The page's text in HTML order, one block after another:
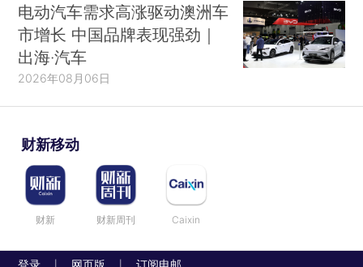
电动汽车需求高涨驱动澳洲车
市增长 中国品牌表现强劲｜
出海·汽车
2026年08月06日
财新移动
财新 财新周刊 Caixin
登录 网页版 订阅电邮